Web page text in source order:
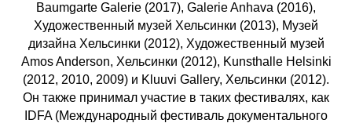
Baumgarte Galerie (2017), Galerie Anhava (2016),
Художественный музей Хельсинки (2013), Музей
дизайна Хельсинки (2012), Художественный музей
Amos Anderson, Хельсинки (2012), Kunsthalle Helsinki
(2012, 2010, 2009) и Kluuvi Gallery, Хельсинки (2012).
Он также принимал участие в таких фестивалях, как
IDFA (Международный фестиваль документального